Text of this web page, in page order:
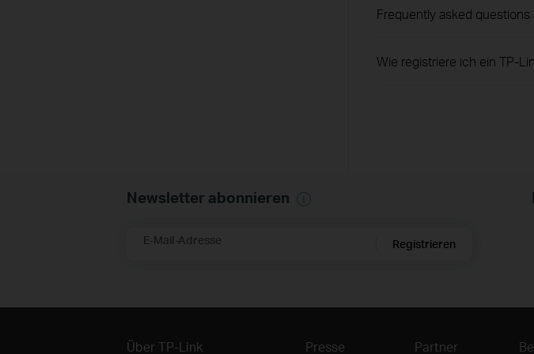
Frequently asked
Wie registriere ich ein TP-
Newsletter abonnieren
E-Mail-Adresse Registrieren
Über TP-Link Presse Partner